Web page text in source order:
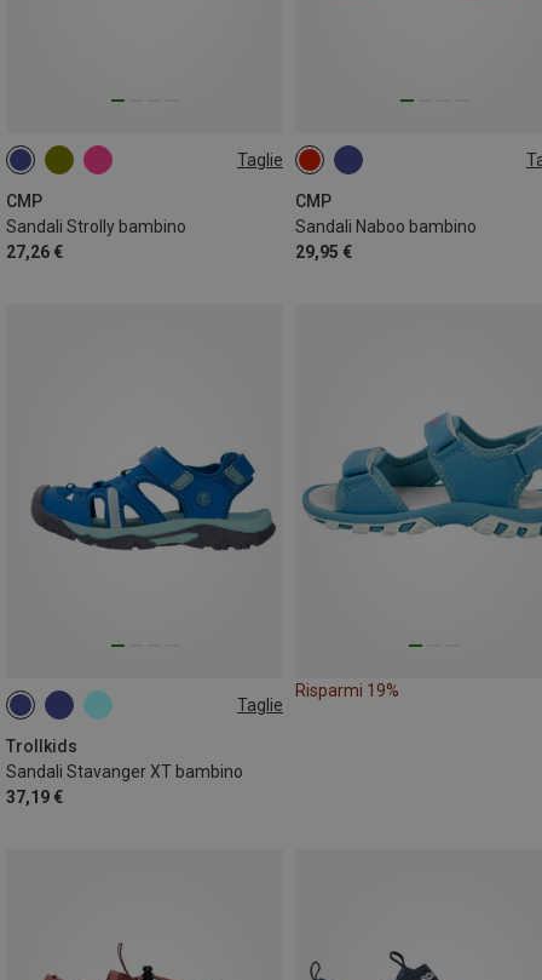
Taglie
CMP
Sandali Strolly bambino
27,26 €
CMP
Sandali Naboo bambino
29,95 €
Taglie
Trollkids
Sandali Stavanger XT bambino
37,19 €
Risparmi 19%